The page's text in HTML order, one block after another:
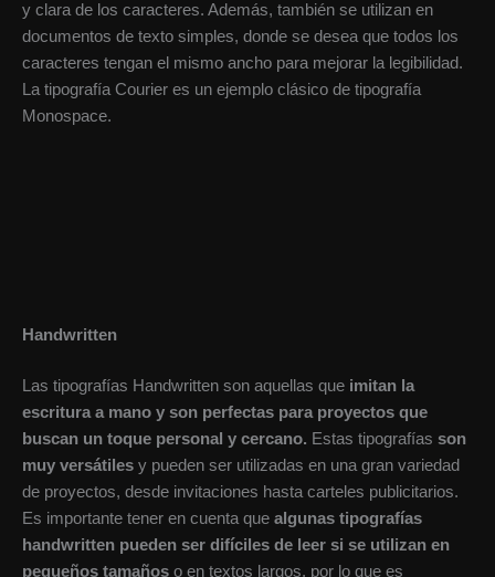
y clara de los caracteres. Además, también se utilizan en
documentos de texto simples, donde se desea que todos los
caracteres tengan el mismo ancho para mejorar la legibilidad.
La tipografía Courier es un ejemplo clásico de tipografía
Monospace.
Handwritten
Las tipografías Handwritten son aquellas que imitan la
escritura a mano y son perfectas para proyectos que
buscan un toque personal y cercano. Estas tipografías son
muy versátiles y pueden ser utilizadas en una gran variedad
de proyectos, desde invitaciones hasta carteles publicitarios.
Es importante tener en cuenta que algunas tipografías
handwritten pueden ser difíciles de leer si se utilizan en
pequeños tamaños o en textos largos, por lo que es